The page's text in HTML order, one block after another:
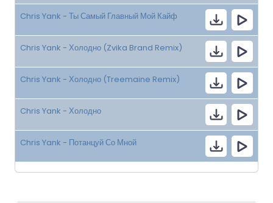
Chris Yank - Ты Самый Главный Мой Кайф
Chris Yank - Холодно (Zvika Brand Remix)
Chris Yank - Холодно (Treemaine Remix)
Chris Yank - Холодно
Chris Yank - Потанцуй Со Мной